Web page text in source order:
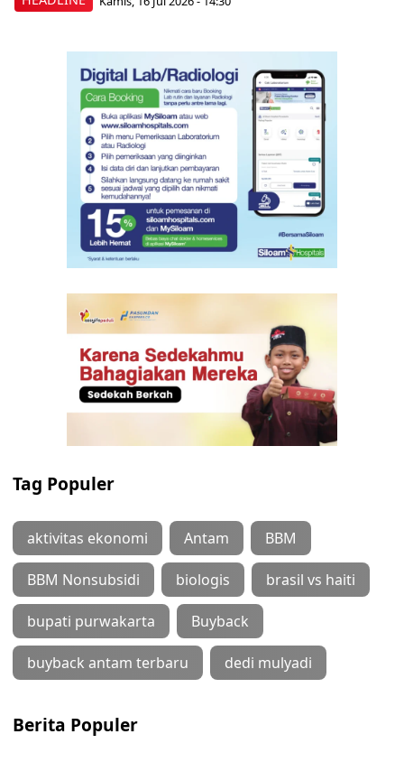
Tag Populer
aktivitas ekonomi Antam BBM
BBM Nonsubsidi biologis brasil vs haiti
bupati purwakarta Buyback
buyback antam terbaru dedi mulyadi
Berita Populer